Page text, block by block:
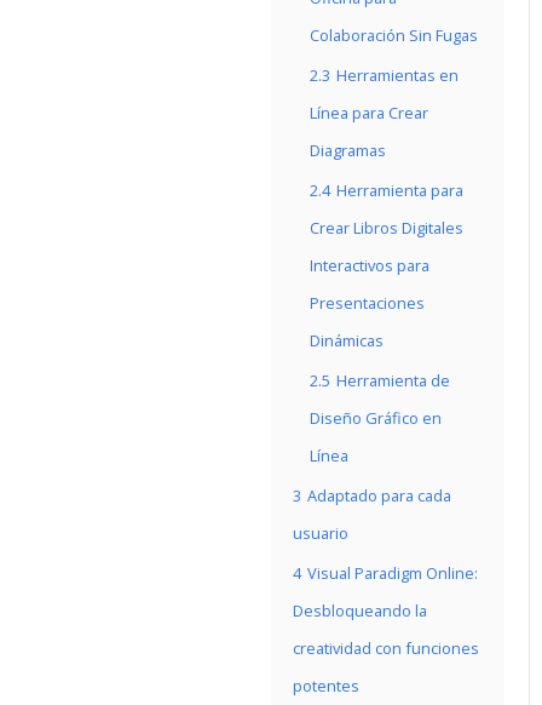
Colaboración Sin Fugas
2.3 Herramientas en
Línea para Crear
Diagramas
2.4 Herramienta para
Crear Libros Digitales
Interactivos para
Presentaciones
Dinámicas
2.5 Herramienta de
Diseño Gráfico en
Línea
3 Adaptado para cada
usuario
4 Visual Paradigm Online:
Desbloqueando la
creatividad con funciones
potentes